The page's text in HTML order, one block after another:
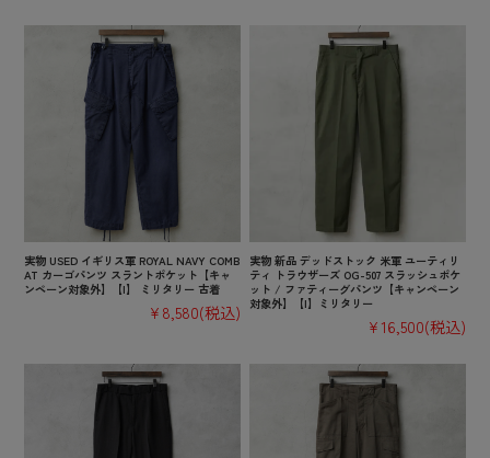
実物 USED イギリス軍 ROYAL NAVY COMB
AT カーゴパンツ スラントポケット【キャ
ンペーン対象外】【I】 ミリタリー 古着
¥8,580(税込)
実物 新品 デッドストック 米軍 ユーティリ
ティ トラウザーズ OG-507 スラッシュポケ
ット / ファティーグパンツ【キャンペーン
対象外】【I】ミリタリー
¥16,500(税込)